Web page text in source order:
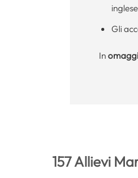
inglese
Gli
In
157 Allievi